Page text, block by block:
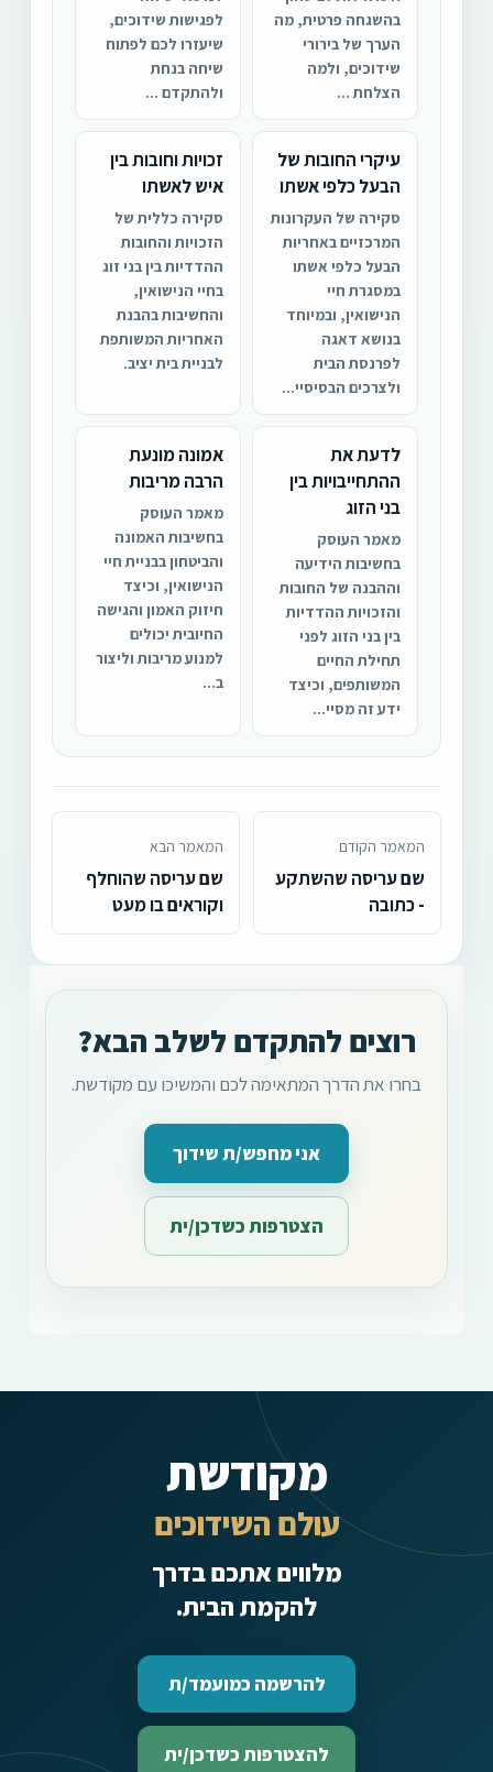
בהשגחה פרטית, מה
הערך של בירורי
שידוכים, ולמה
הצלחת ...
לפגישות שידוכים,
שיעזרו לכם לפתוח
שיחה בנחת
ולהתקדם ...
עיקרי החובות של
הבעל כלפי אשתו
סקירה של העקרונות
המרכזיים באחריות
הבעל כלפי אשתו
במסגרת חיי
הנישואין, ובמיוחד
בנושא דאגה
לפרנסת הבית
ולצרכים הבסיסיי...
זכויות וחובות בין
איש לאשתו
סקירה כללית של
הזכויות והחובות
ההדדיות בין בני זוג
בחיי הנישואין,
והחשיבות בהבנת
האחריות המשותפת
לבניית בית יציב.
לדעת את
ההתחייבויות בין
בני הזוג
מאמר העוסק
בחשיבות הידיעה
וההבנה של החובות
והזכויות ההדדיות
בין בני הזוג לפני
תחילת החיים
המשותפים, וכיצד
ידע זה מסיי...
אמונה מונעת
הרבה מריבות
מאמר העוסק
בחשיבות האמונה
והביטחון בבניית חיי
הנישואין, וכיצד
חיזוק האמון והגישה
החיובית יכולים
למנוע מריבות וליצור
ב...
המאמר הקודם
שם עריסה שהשתקע
- כתובה
המאמר הבא
שם עריסה שהוחלף
וקוראים בו מעט
רוצים להתקדם לשלב הבא?
בחרו את הדרך המתאימה לכם והמשיכו עם מקודשת.
אני מחפש/ת שידוך
הצטרפות כשדכן/ית
מקודשת
עולם השידוכים
מלווים אתכם בדרך
להקמת הבית.
להרשמה כמועמד/ת
להצטרפות כשדכן/ית